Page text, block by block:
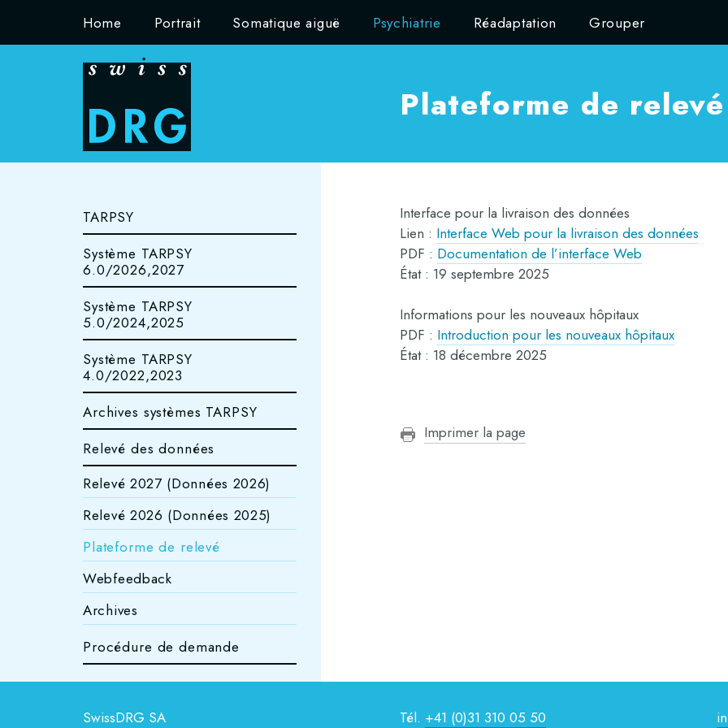
Home Portrait Somatique aiguë Psychiatrie Réadaptation Grouper
Plateforme de relevé
TARPSY
Système TARPSY
6.0/2026,2027
Système TARPSY
5.0/2024,2025
Système TARPSY
4.0/2022,2023
Archives systèmes TARPSY
Relevé des données
Relevé 2027 (Données 2026)
Relevé 2026 (Données 2025)
Plateforme de relevé
Webfeedback
Archives
Procédure de demande
Interface pour la livraison des données
Lien : Interface Web pour la livraison des données
PDF : Documentation de l’interface Web
État : 19 septembre 2025
Informations pour les nouveaux hôpitaux
PDF : Introduction pour les nouveaux hôpitaux
État : 18 décembre 2025
Imprimer la page
SwissDRG SA Tél. +41 (0)31 310 05 50